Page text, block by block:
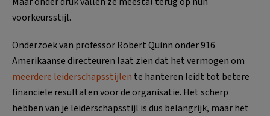
voorkeursstijl.
Onderzoek van professor Robert Quinn onder 916
Amerikaanse directeuren laat zien dat het vermogen om
meerdere leiderschapsstijlen te hanteren leidt tot betere
financiële resultaten voor de organisatie. Het scherp
hebben van je leiderschapsstijl is dus belangrijk, maar het